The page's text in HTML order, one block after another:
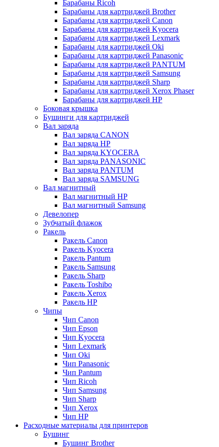
Барабаны Ricoh
Барабаны для картриджей Brother
Барабаны для картриджей Canon
Барабаны для картриджей Kyocera
Барабаны для картриджей Lexmark
Барабаны для картриджей Oki
Барабаны для картриджей Panasonic
Барабаны для картриджей PANTUM
Барабаны для картриджей Samsung
Барабаны для картриджей Sharp
Барабаны для картриджей Xerox Phaser
Барабаны для картриджей НР
Боковая крышка
Бушинги для картриджей
Вал заряда
Вал заряда CANON
Вал заряда HP
Вал заряда KYOCERA
Вал заряда PANASONIC
Вал заряда PANTUM
Вал заряда SAMSUNG
Вал магнитный
Вал магнитный HP
Вал магнитный Samsung
Девелопер
Зубчатый флажок
Ракель
Ракель Canon
Ракель Kyocera
Ракель Pantum
Ракель Samsung
Ракель Sharp
Ракель Toshibo
Ракель Xerox
Ракель НР
Чипы
Чип Canon
Чип Epson
Чип Kyocera
Чип Lexmark
Чип Oki
Чип Panasonic
Чип Pantum
Чип Ricoh
Чип Samsung
Чип Sharp
Чип Xerox
Чип НР
Расходные материалы для принтеров
Бушинг
Бушинг Brother